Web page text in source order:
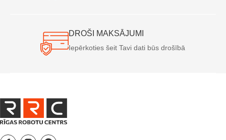
DROŠI MAKSĀJUMI
Iepērkoties šeit Tavi dati būs drošībā